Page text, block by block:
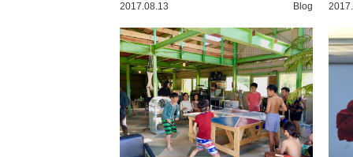
2016 / 3
2016 / 2
2016 / 1
2015 / 12
2015 / 11
2017.08.13 Blog